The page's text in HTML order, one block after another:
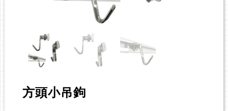
方頭小吊鉤